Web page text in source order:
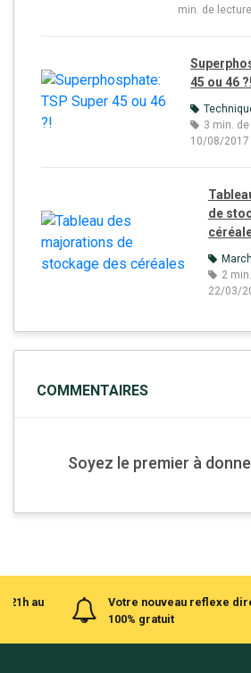
min. de lecture
45 ou 46 ?!
3 min.
10/08/2017
de
2
22/03/
COMMENTAIRES
Soyez le premier à
21h au
Votre nouveau reflexe
100% gratuit